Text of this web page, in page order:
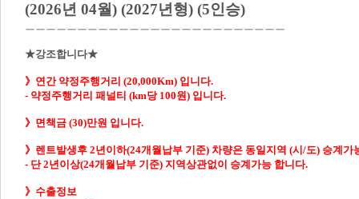
(2026년 04월) (2027년형) (5인승)
ㅡㅡㅡㅡㅡㅡㅡㅡㅡㅡㅡㅡㅡㅡㅡㅡㅡㅡㅡㅡㅡㅡㅡㅡㅡ
★강조합니다★
》연간 약정주행거리 (20,000Km) 입니다.
- 약정주행거리 패널티 (km당 100원) 입니다.
》면책금 (30)만원 입니다.
》렌트발생후 2년이하(24개월납부 기준) 차량은 동일지역 (시/도) 승계가
- 단 2년이상(24개월납부 기준) 지역상관없이 승계가능 합니다.